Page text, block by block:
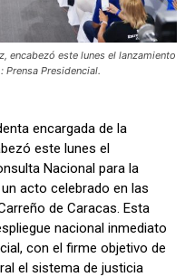
encabezó este lunes el lanzamiento
Prensa Presidencial.
encargada de la
este lunes el
Nacional para la
acto celebrado en las
de Caracas. Esta
nacional inmediato
con el firme objetivo de
el sistema de justicia